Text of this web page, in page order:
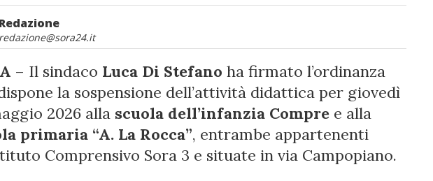
Redazione
redazione@sora24.it
– Il sindaco Luca Di Stefano ha firmato l’ordinanza
la sospensione dell’attività didattica per giovedì
2026 alla scuola dell’infanzia Compre e alla
primaria “A. La Rocca”, entrambe appartenenti
Comprensivo Sora 3 e situate in via Campopiano.